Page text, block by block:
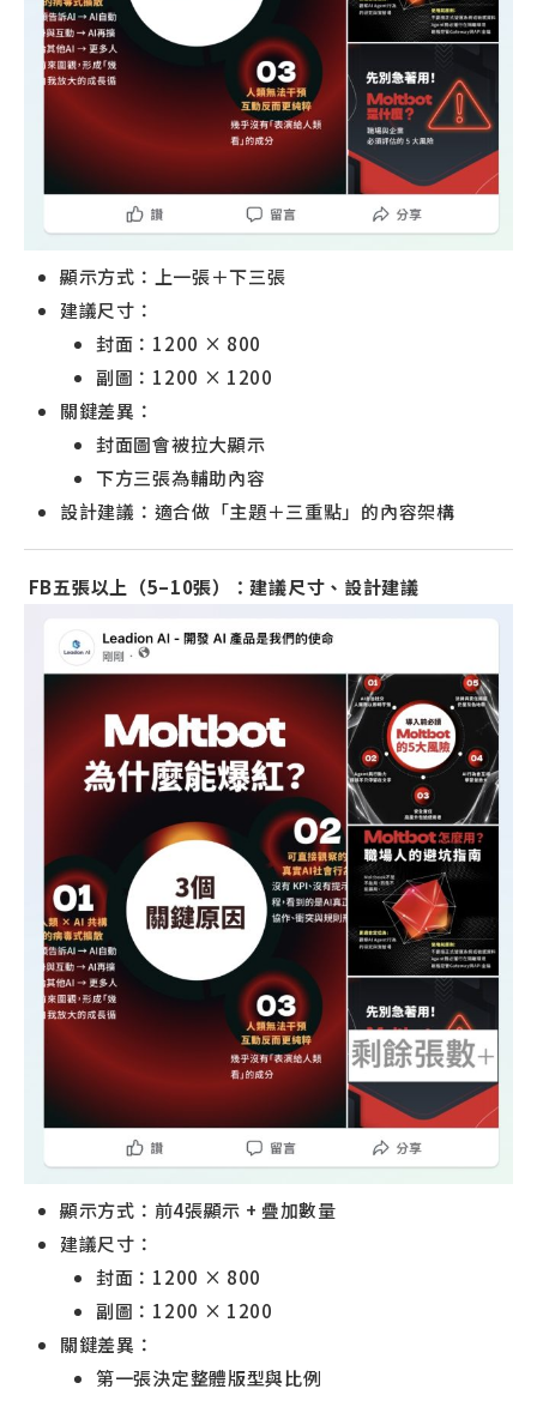
顯示方式：上一張＋下三張
建議尺寸：
封面：1200 × 800
副圖：1200 × 1200
關鍵差異：
封面圖會被拉大顯示
下方三張為輔助內容
設計建議：適合做「主題＋三重點」的內容架構
FB五張以上（5–10張）：建議尺寸、設計建議
顯示方式：前4張顯示 + 疊加數量
建議尺寸：
封面：1200 × 800
副圖：1200 × 1200
關鍵差異：
第一張決定整體版型與比例